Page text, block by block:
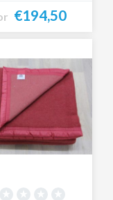
€194,50